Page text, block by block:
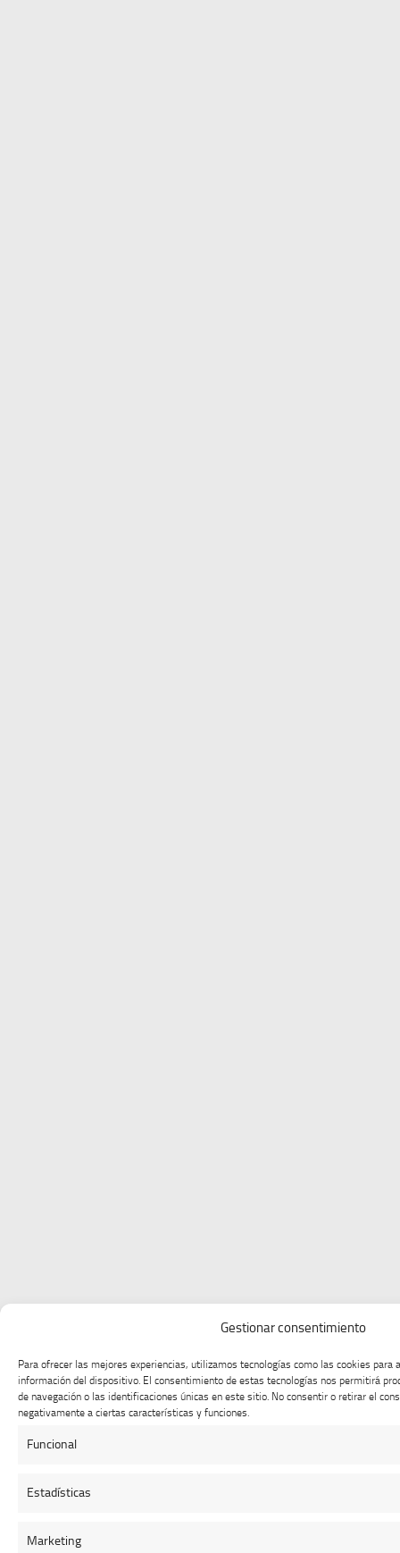
Gestionar consentimiento
Para ofrecer las mejores experiencias, utilizamos tecnologías como las cookies para
información del dispositivo. El consentimiento de estas tecnologías nos permitirá
de navegación o las identificaciones únicas en este sitio. No consentir o retirar el
negativamente a ciertas características y funciones.
Funcional
Estadísticas
Marketing